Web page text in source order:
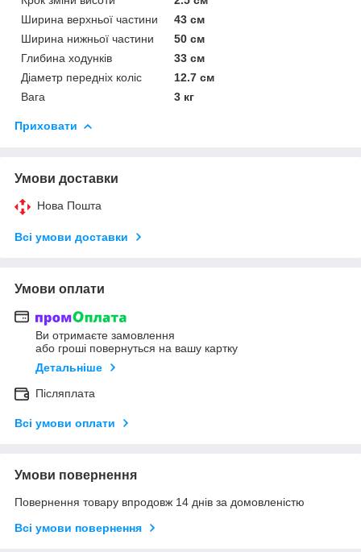
Ширина верхньої частини
43 см
Ширина нижньої частини
50 см
Глибина ходунків
33 см
Діаметр передніх коліс
12.7 см
Вага
3 кг
Приховати
Умови доставки
Нова Пошта
Всі умови доставки
Умови оплати
Ви отримаєте замовлення
або гроші повернуться на вашу картку
Детальніше
Післяплата
Всі умови оплати
Умови повернення
Повернення товару впродовж 14 днів за домовленістю
Всі умови повернення